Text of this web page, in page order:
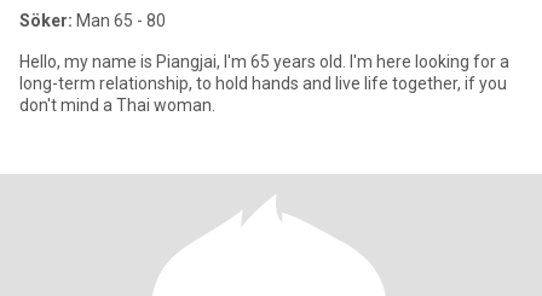
Söker: Man 65 - 80
Hello, my name is Piangjai, I'm 65 years old. I'm here looking for a
long-term relationship, to hold hands and live life together, if you
don't mind a Thai woman.